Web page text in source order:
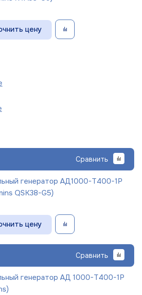
цену
Сравнить
генератор АД1000-Т400-1Р
QSK38-G5)
цену
Сравнить
генератор АД 1000-Т400-1Р